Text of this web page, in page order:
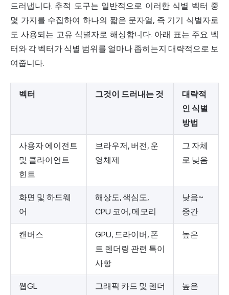
드러냅니다. 추적 도구는 일반적으로 이러한 식별 벡터 중
몇 가지를 수집하여 하나의 짧은 문자열, 즉 기기 식별자로
도 사용되는 고유 식별자로 해싱합니다. 아래 표는 주요 벡
터와 각 벡터가 식별 범위를 얼마나 좁히는지 대략적으로 보
여줍니다.
벡터 그것이 드러내는 것
대략적
인 식별
방법
사용자 에이전트
및 클라이언트
힌트
브라우저, 버전, 운
영체제
그 자체
로 낮음
화면 및 하드웨
어
해상도, 색심도,
CPU 코어, 메모리
낮음~
중간
캔버스
GPU, 드라이버, 폰
트 렌더링 관련 특이
사항
높은
웹GL 그래픽 카드 및 렌더 높은